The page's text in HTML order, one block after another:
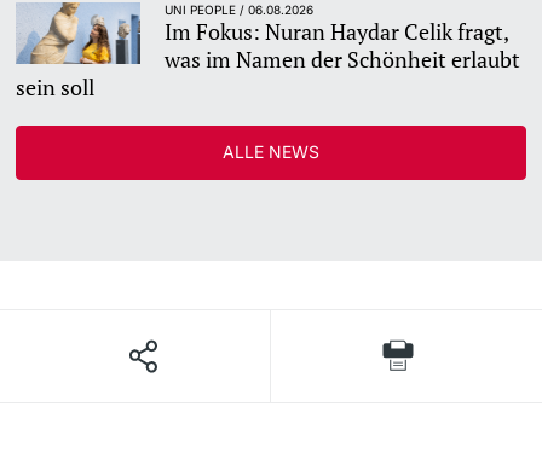
UNI PEOPLE / 06.08.2026
Im Fokus: Nuran Haydar Celik fragt,
was im Namen der Schönheit erlaubt
sein soll
ALLE NEWS